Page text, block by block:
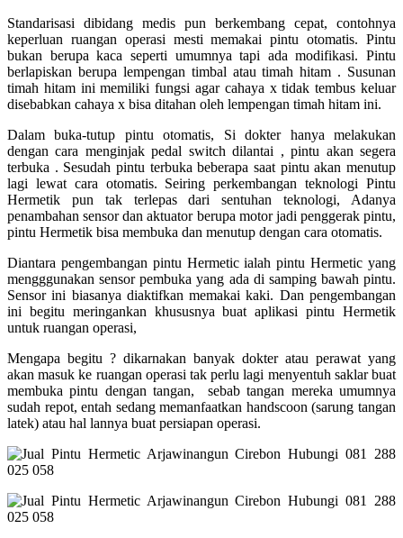
Standarisasi dibidang medis pun berkembang cepat, contohnya
keperluan ruangan operasi mesti memakai pintu otomatis. Pintu
bukan berupa kaca seperti umumnya tapi ada modifikasi. Pintu
berlapiskan berupa lempengan timbal atau timah hitam . Susunan
timah hitam ini memiliki fungsi agar cahaya x tidak tembus keluar
disebabkan cahaya x bisa ditahan oleh lempengan timah hitam ini.
Dalam buka-tutup pintu otomatis, Si dokter hanya melakukan
dengan cara menginjak pedal switch dilantai , pintu akan segera
terbuka . Sesudah pintu terbuka beberapa saat pintu akan menutup
lagi lewat cara otomatis. Seiring perkembangan teknologi Pintu
Hermetik pun tak terlepas dari sentuhan teknologi, Adanya
penambahan sensor dan aktuator berupa motor jadi penggerak pintu,
pintu Hermetik bisa membuka dan menutup dengan cara otomatis.
Diantara pengembangan pintu Hermetic ialah pintu Hermetic yang
mengggunakan sensor pembuka yang ada di samping bawah pintu.
Sensor ini biasanya diaktifkan memakai kaki. Dan pengembangan
ini begitu meringankan khususnya buat aplikasi pintu Hermetik
untuk ruangan operasi,
Mengapa begitu ? dikarnakan banyak dokter atau perawat yang
akan masuk ke ruangan operasi tak perlu lagi menyentuh saklar buat
membuka pintu dengan tangan, sebab tangan mereka umumnya
sudah repot, entah sedang memanfaatkan handscoon (sarung tangan
latek) atau hal lannya buat persiapan operasi.